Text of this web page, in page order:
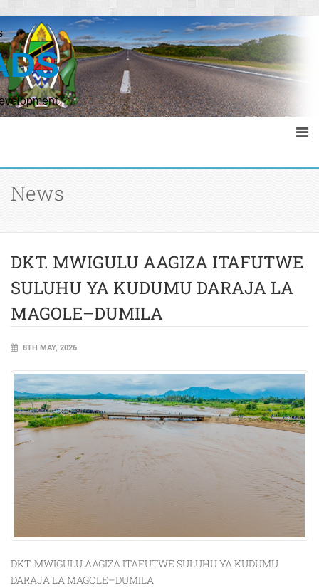
News
DKT. MWIGULU AAGIZA ITAFUTWE
SULUHU YA KUDUMU DARAJA LA
MAGOLE–DUMILA
8TH MAY, 2026
DKT. MWIGULU AAGIZA ITAFUTWE SULUHU YA KUDUMU
DARAJA LA MAGOLE–DUMILA